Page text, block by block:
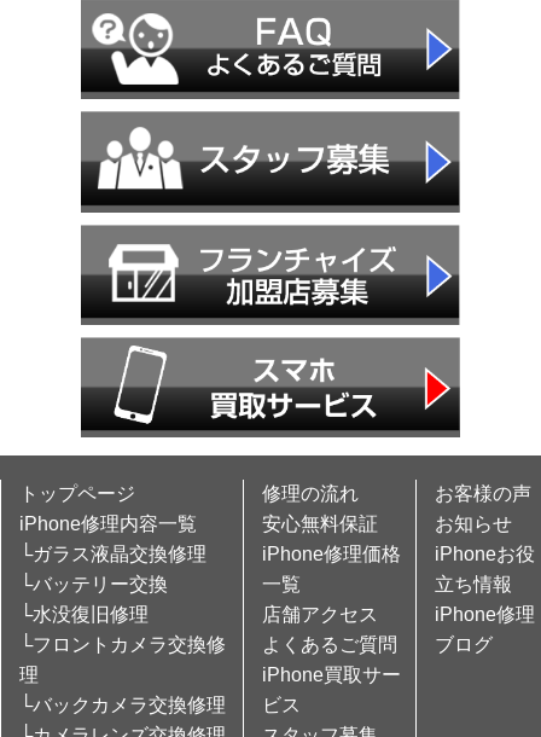
トップページ
iPhone修理内容一覧
└ガラス液晶交換修理
└バッテリー交換
└水没復旧修理
└フロントカメラ交換修
理
└バックカメラ交換修理
修理の流れ
安心無料保証
iPhone修理価格
一覧
店舗アクセス
よくあるご質問
iPhone買取サー
ビス
お客様の声
お知らせ
iPhoneお役
立ち情報
iPhone修理
ブログ